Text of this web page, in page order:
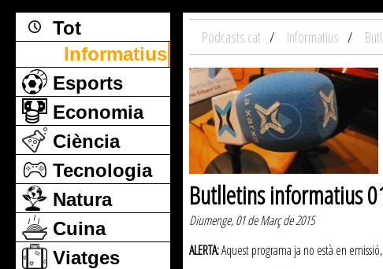
Tot
Informatius
Esports
Economia
Ciència
Tecnologia
Natura
Cuina
Viatges
Podcasts.cat Informatius
Butlletins informatius
Diumenge, 01 de Març de 2015
ALERTA:Aquest programa ja no està en